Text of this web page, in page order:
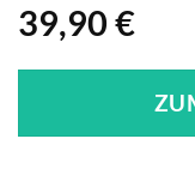
39,90 €